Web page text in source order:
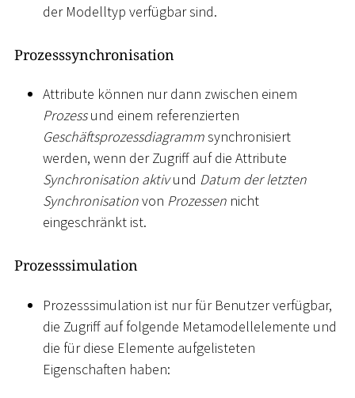
der Modelltyp verfügbar sind.
Prozesssynchronisation
Attribute können nur dann zwischen einem
Prozessund einem referenzierten
Geschäftsprozessdiagrammsynchronisiert
werden, wenn der Zugriff auf die Attribute
Synchronisation aktivund Datum der letzten
Synchronisationvon Prozessen nicht
eingeschränkt ist.
Prozesssimulation
Prozesssimulation ist nur für Benutzer verfügbar,
die Zugriff auf folgende Metamodellelemente und
die für diese Elemente aufgelisteten
Eigenschaften haben: